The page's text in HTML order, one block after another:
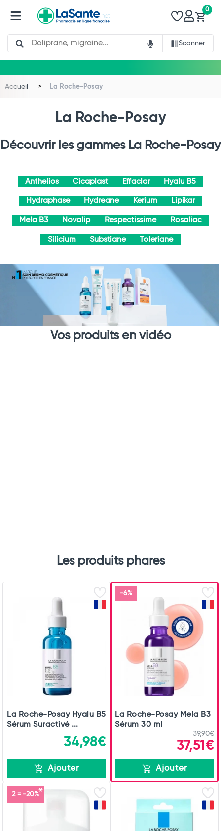
Search
Scanner
0
Accueil La Roche-Posay
La Roche-Posay
Découvrir les gammes La Roche-Posay
Anthelios Cicaplast Effaclar Hyalu B5
Hydraphase Hydreane Kerium Lipikar
Mela B3 Novalip Respectissime Rosaliac
Silicium Substiane Toleriane
Vos produits en vidéo
Les produits phares
La Roche-Posay Hyalu B5
Sérum Suractivé ...
34,98€
Ajouter
-6%
La Roche-Posay Mela B3
Sérum 30 ml
39,90€
37,51€
Ajouter
2 = -20%